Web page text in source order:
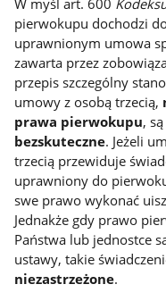
pierwokupu dochodzi
uprawnionym umowa
zawarta przez
przepis szczególny
umowy z osobą trzecią,
prawa pierwokupu,
bezskuteczne. Jeżeli
trzecią przewiduje
uprawniony do
swe prawo wykonać
Jednakże gdy prawo
Państwa lub jednostce
ustawy, takie
niezastrzeżone.